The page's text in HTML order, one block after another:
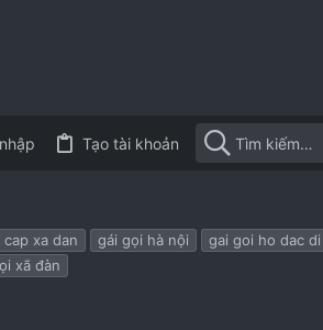
Tạo tài khoản
xa dan gái gọi hà nội
gai goi ho dac
xã đàn